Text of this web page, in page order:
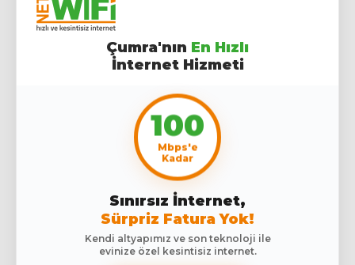
Çumra'nın En Hızlı
İnternet Hizmeti
100
Mbps'e
Kadar
Sınırsız İnternet,
Sürpriz Fatura Yok!
Kendi altyapımız ve son teknoloji ile
evinize özel kesintisiz internet.